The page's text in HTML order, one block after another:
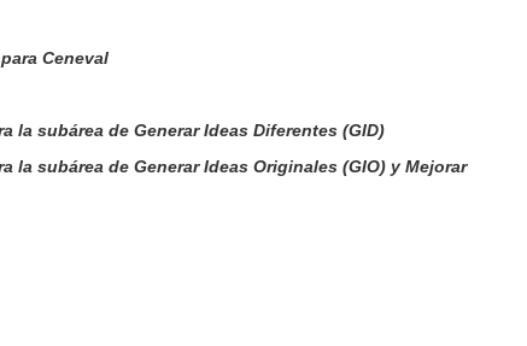
Ceneval
la subárea de Generar Ideas Diferentes (GID)
la subárea de Generar Ideas Originales (GIO) y Mejorar